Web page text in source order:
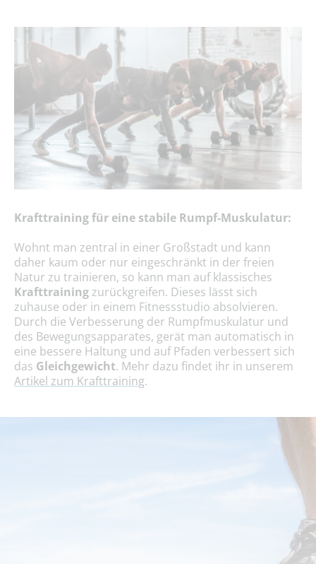
Krafttraining für eine stabile Rumpf-Muskulatur:
Wohnt man zentral in einer Großstadt und kann
daher kaum oder nur eingeschränkt in der freien
Natur zu trainieren, so kann man auf klassisches
Krafttraining zurückgreifen. Dieses lässt sich
zuhause oder in einem Fitnessstudio absolvieren.
Durch die Verbesserung der Rumpfmuskulatur und
des Bewegungsapparates, gerät man automatisch in
eine bessere Haltung und auf Pfaden verbessert sich
das Gleichgewicht. Mehr dazu findet ihr in unserem
Artikel zum Krafttraining.